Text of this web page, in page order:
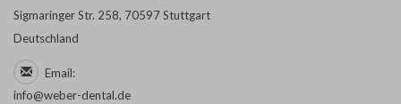
Sigmaringer Str. 258, 70597 Stuttgart
Deutschland
Email:
info@weber-dental.de